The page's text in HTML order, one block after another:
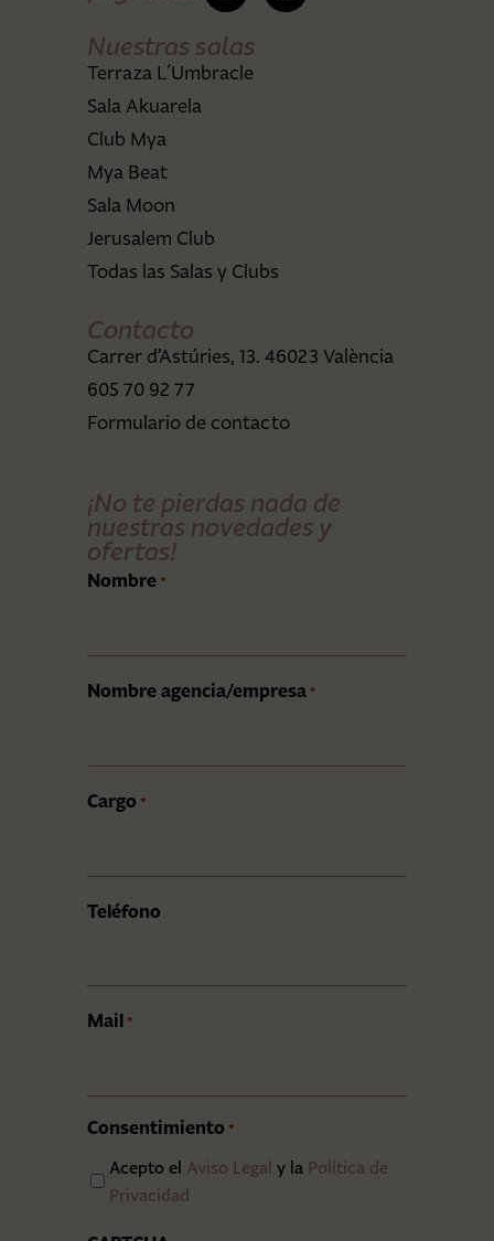
Nuestras salas
Terraza L´Umbracle
Sala Akuarela
Club Mya
Mya Beat
Sala Moon
Jerusalem Club
Todas las Salas y Clubs
Contacto
Carrer d’Astúries, 13. 46023 València
605 70 92 77
Formulario de contacto
¡No te pierdas nada de
nuestras novedades y
ofertas!
Nombre *
Nombre agencia/empresa *
Cargo *
Teléfono
Mail *
Consentimiento *
Acepto el Aviso Legal y la Política de
Privacidad